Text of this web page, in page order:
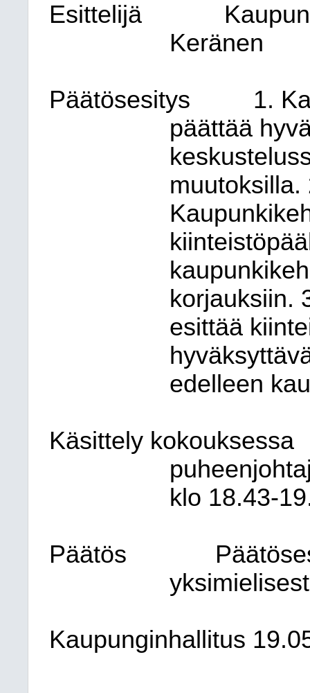
Esittelijä
Keränen
Päätösesitys
1.
päättää
muutoksilla.
korjauksiin.
esittää
edelleen
Käsittely kokouksessa
klo 18.43-
Päätös
Kaupunginhallitus